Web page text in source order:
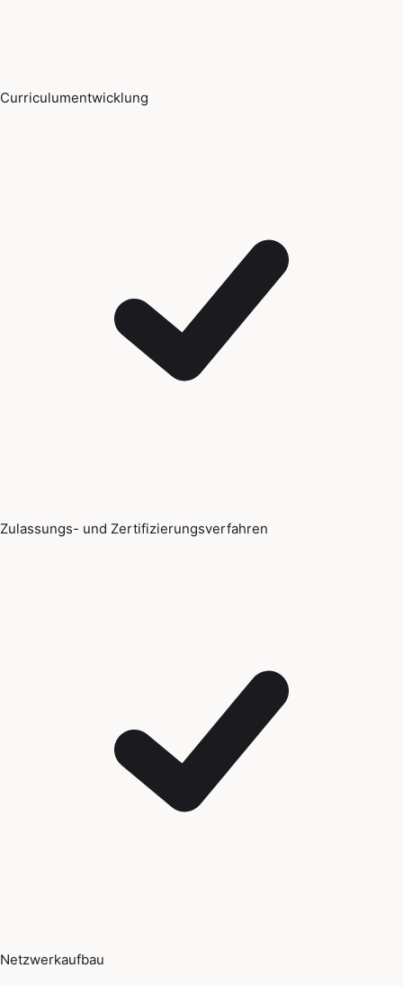
Curriculumentwicklung
Zulassungs- und Zertifizierungsverfahren
Netzwerkaufbau